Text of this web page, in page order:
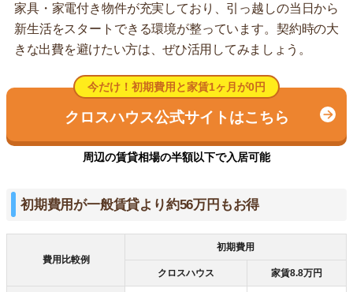
家具・家電付き物件が充実しており、引っ越しの当日から
新生活をスタートできる環境が整っています。契約時の大
きな出費を避けたい方は、ぜひ活用してみましょう。
今だけ！初期費用と家賃1ヶ月が0円
クロスハウス公式サイトはこちら
周辺の賃貸相場の半額以下で入居可能
初期費用が一般賃貸より約56万円もお得
費用比較例
初期費用
クロスハウス 家賃8.8万円